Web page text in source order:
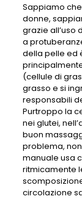
Sappiamo
donne,
grazie all’uso
a
della pelle ed
(cellule di
grasso e si
responsabili
Purtroppo la
nei glutei,
buon
problema,
manuale usa
ritmicamente
circolazione